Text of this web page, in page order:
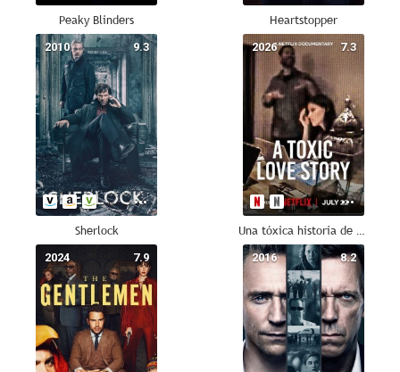
Peaky Blinders Heartstopper
9.3
2010
Sherlock
7.3
2026
Una tóxica historia de amor
7.9
2024 8.2
2016